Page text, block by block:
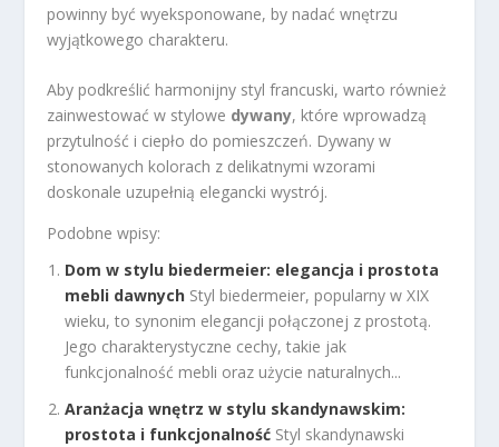
powinny być wyeksponowane, by nadać wnętrzu
wyjątkowego charakteru.
Aby podkreślić harmonijny styl francuski, warto również
zainwestować w stylowe dywany, które wprowadzą
przytulność i ciepło do pomieszczeń. Dywany w
stonowanych kolorach z delikatnymi wzorami
doskonale uzupełnią elegancki wystrój.
Podobne wpisy:
Dom w stylu biedermeier: elegancja i prostota
mebli dawnych Styl biedermeier, popularny w XIX
wieku, to synonim elegancji połączonej z prostotą.
Jego charakterystyczne cechy, takie jak
funkcjonalność mebli oraz użycie naturalnych...
Aranżacja wnętrz w stylu skandynawskim:
prostota i funkcjonalność Styl skandynawski